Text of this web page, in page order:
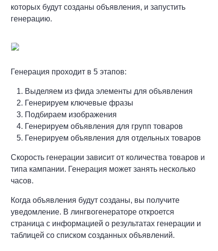
которых будут созданы объявления, и запустить
генерацию.
Генерация проходит в 5 этапов:
Выделяем из фида элементы для объявления
Генерируем ключевые фразы
Подбираем изображения
Генерируем объявления для групп товаров
Генерируем объявления для отдельных товаров
Скорость генерации зависит от количества товаров и
типа кампании. Генерация может занять несколько
часов.
Когда объявления будут созданы, вы получите
уведомление. В лингвогенераторе откроется
страница с информацией о результатах генерации и
таблицей со списком созданных объявлений.